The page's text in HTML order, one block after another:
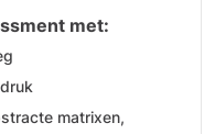
met:
matrixen,